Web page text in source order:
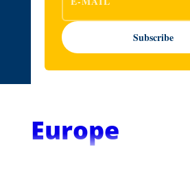
Subscribe
Europe